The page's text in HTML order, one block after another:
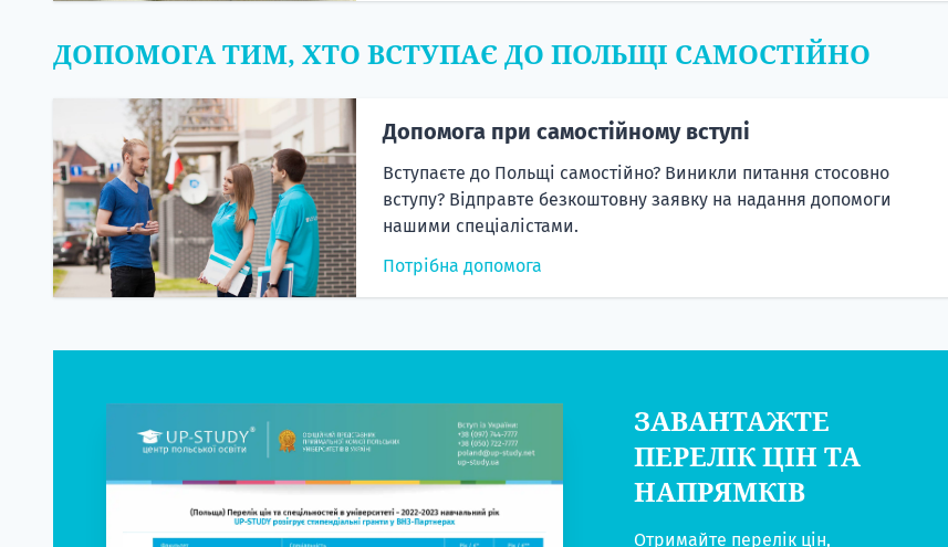
ДОПОМОГА ТИМ, ХТО ВСТУПАЄ ДО ПОЛЬЩІ САМОСТІЙНО
Допомога при самостійному вступі
Вступаєте до Польщі самостійно? Виникли питання стосовно
вступу? Відправте безкоштовну заявку на надання допомоги
нашими спеціалістами.
Потрібна допомога
ЗАВАНТАЖТЕ
ПЕРЕЛІК ЦІН ТА
НАПРЯМКІВ
Отримайте перелік цін,